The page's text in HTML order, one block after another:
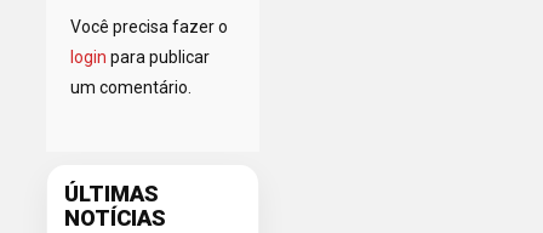
Você precisa fazer o
login para publicar
um comentário.
ÚLTIMAS
NOTÍCIAS